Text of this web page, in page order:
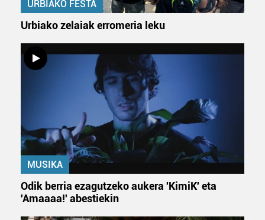
URBIAKO FESTA
Urbiako zelaiak erromeria leku
MUSIKA
Odik berria ezagutzeko aukera 'KimiK' eta
'Amaaaa!' abestiekin